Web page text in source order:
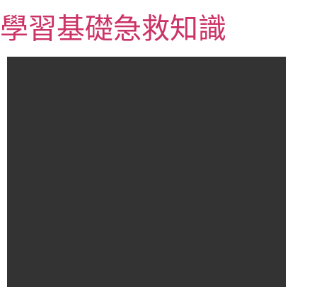
至
主
要
學習基礎急救知識